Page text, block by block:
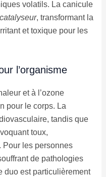
volatils. La canicule
, transformant la
et toxique pour les
l’organisme
et à l’ozone
pour le corps. La
tandis que
toux,
Pour les personnes
de pathologies
duo est particulièrement